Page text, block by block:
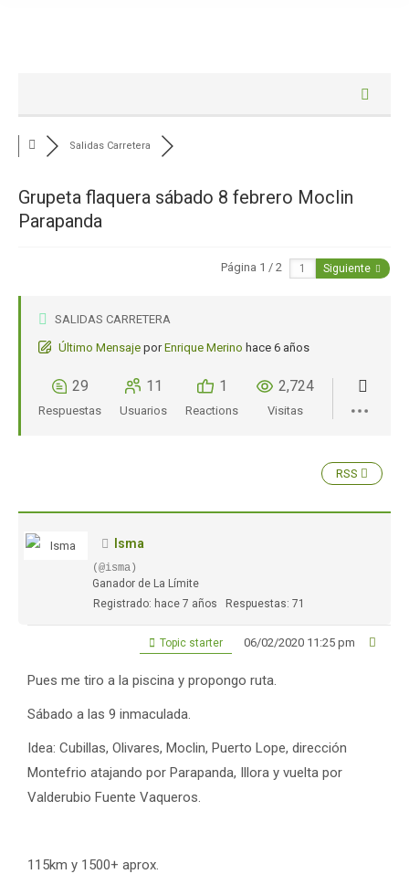
Salidas Carretera
Grupeta flaquera sábado 8 febrero Moclin
Parapanda
Página 1 / 2 Siguiente
SALIDAS CARRETERA
Último Mensaje por Enrique Merino hace 6 años
29
Respuestas
11
Usuarios
1
Reactions
2,724
Visitas
RSS
Isma
(@isma)
Ganador de La Límite
Registrado: hace 7 años
Respuestas: 71
Topic starter 06/02/2020 11:25 pm
Pues me tiro a la piscina y propongo ruta.
Sábado a las 9 inmaculada.
Idea: Cubillas, Olivares, Moclin, Puerto Lope, dirección
Montefrio atajando por Parapanda, Illora y vuelta por
Valderubio Fuente Vaqueros.
115km y 1500+ aprox.